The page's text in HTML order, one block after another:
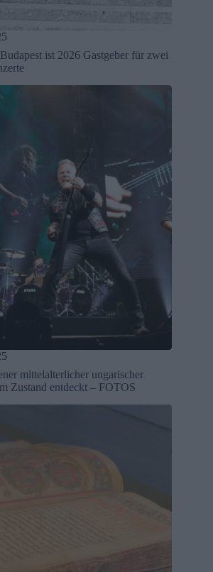
ist 2026 Gastgeber für zwei
mittelalterlicher ungarischer
Zustand entdeckt – FOTOS